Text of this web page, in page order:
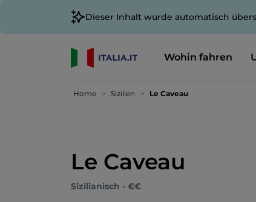
Dieser Inhalt wurde automatisch
Wohin fahren
Home Sizilien Le Caveau
Le Caveau
Sizilianisch - €€